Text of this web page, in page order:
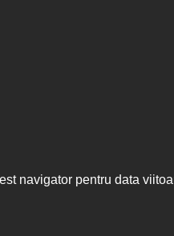
navigator pentru data